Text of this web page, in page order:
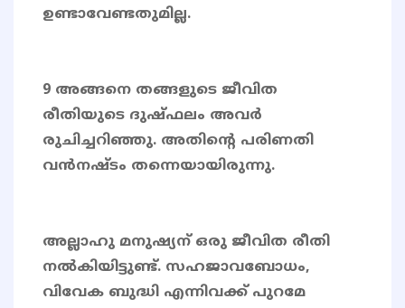
ഉണ്ടാവേണ്ടതുമില്ല.
9 അങ്ങനെ തങ്ങളുടെ ജീവിത
രീതിയുടെ ദുഷ്ഫലം അവര്‍
രുചിച്ചറിഞ്ഞു. അതിന്റെ പരിണതി
വന്‍നഷ്ടം തന്നെയായിരുന്നു.
അല്ലാഹു മനുഷ്യന് ഒരു ജീവിത രീതി
നൽകിയിട്ടുണ്ട്. സഹജാവബോധം,
വിവേക ബുദ്ധി എന്നിവക്ക് പുറമേ